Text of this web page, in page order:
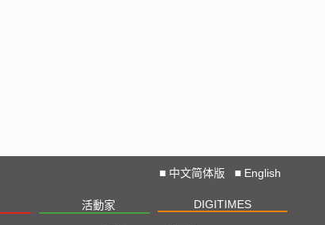
■ 中文简体版 ■ English
活動家 DIGITIMES